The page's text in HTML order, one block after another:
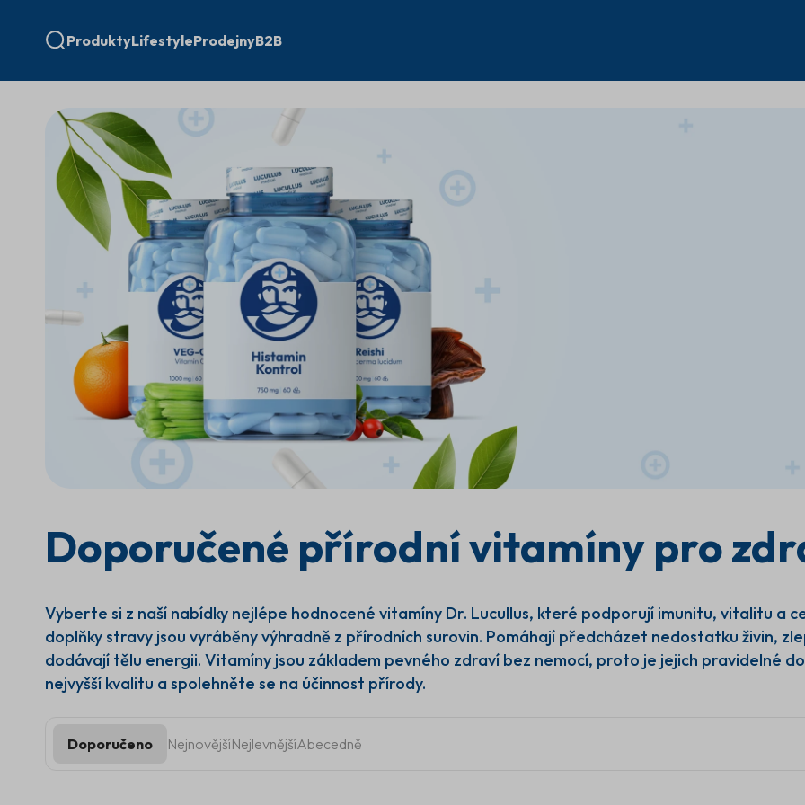
ProduktyLifestyleProdejnyB2B
Vitamíny v naší nabídce jsou
podpoření svého zdraví. Naše vitamíny
Díky nim můžete účinně bojovat proti
odolnost vůči každodenním stresovým
přírodních vitamínů a dopřejte svému
Doporučené přírodní vitamíny pro
Vyberte si z naší nabídky nejlépe hodnocené vitamíny Dr. Lucullus, které podporují imunitu, vitalitu a
doplňky stravy jsou vyráběny výhradně z přírodních surovin. Pomáhají předcházet nedostatku živin,
dodávají tělu energii. Vitamíny jsou základem pevného zdraví bez nemocí, proto je jejich pravidelné
nejvyšší kvalitu a spolehněte se na účinnost přírody.
Doporučeno NejnovějšíNejlevnějšíAbecedně